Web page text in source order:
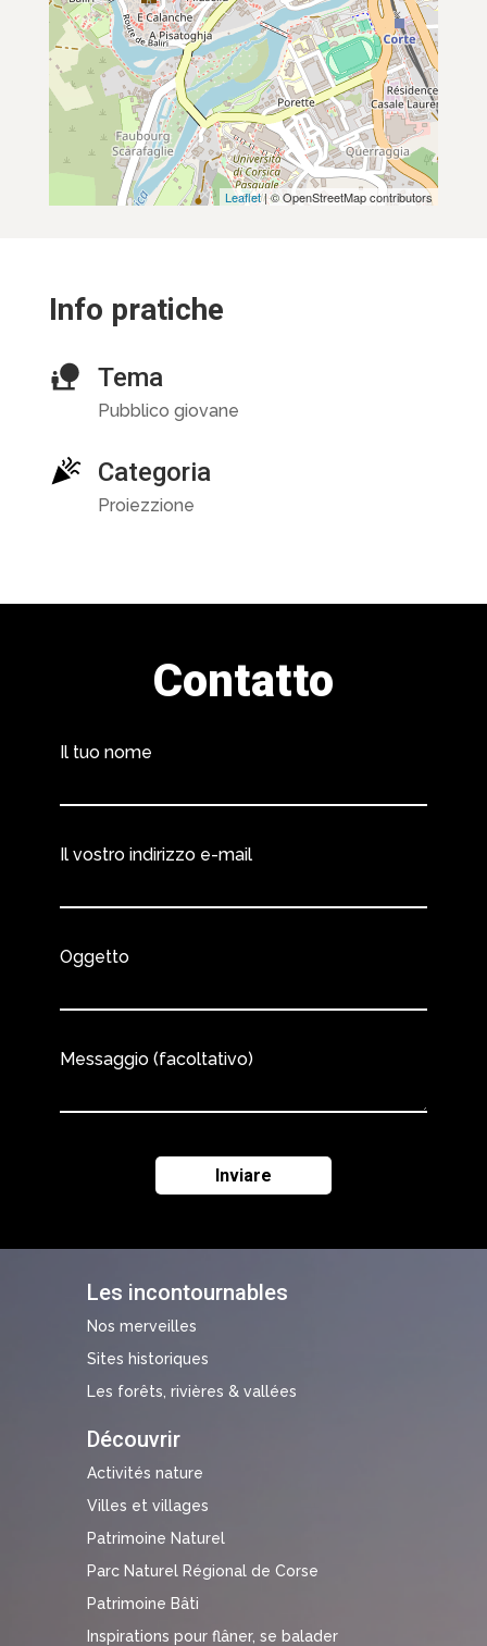
Leaflet| © OpenStreetMap contributors
Info pratiche
Tema
Pubblico giovane
Categoria
Proiezzione
Les incontournables
Nos merveilles
Sites historiques
Les forêts, rivières & vallées
Découvrir
Activités nature
Villes et villages
Patrimoine Naturel
Parc Naturel Régional de Corse
Patrimoine Bâti
Inspirations pour flâner, se balader
Contatto
Il tuo nome
Il vostro indirizzo e-mail
Oggetto
Messaggio (facoltativo)